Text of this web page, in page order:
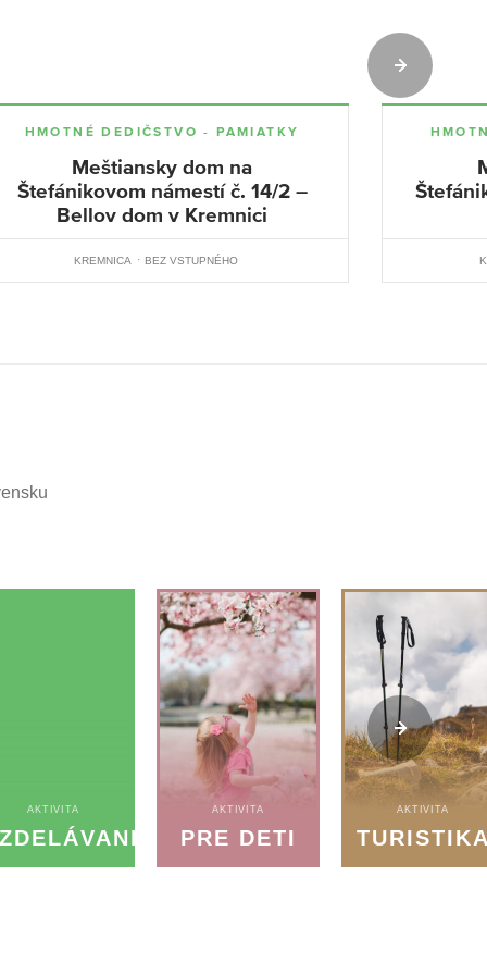
HMOTNÉ DEDIČSTVO - PAMIATKY
Meštiansky dom na
Štefánikovom námestí č. 14/2 –
Bellov dom v Kremnici
KREMNICA BEZ VSTUPNÉHO
AKTIVITA AKTIVITA
PRE DETI
AKTIVITA